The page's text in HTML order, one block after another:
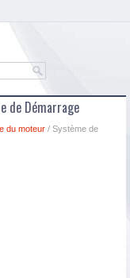
de Démarrage
du moteur / Système de